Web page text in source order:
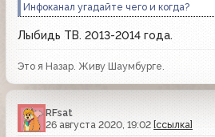
Инфоканал угадайте чего и когда?
Лыбидь ТВ. 2013-2014 года.
Это я Назар. Живу Шаумбурге.
RFsat
26 августа 2020, 19:02 [ссылка]